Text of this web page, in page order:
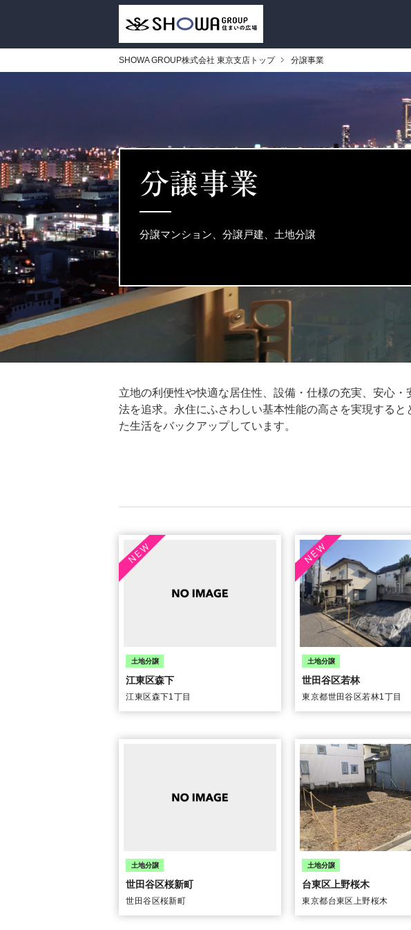
SHOWA GROUP株式会社 東京支店トップ 分譲事業
分譲事業
分譲マンション、分譲戸建、土地分譲
立地の利便性や快適な居住性、設備・仕様の充実、安心
法を追求。永住にふさわしい基本性能の高さを実現する
た生活をバックアップしています。
江東区森下
江東区森下1丁目
世田谷区若林
東京都世田谷区若林1丁目
世田谷区桜新町
世田谷区桜新町
台東区上野桜木
東京都台東区上野桜木